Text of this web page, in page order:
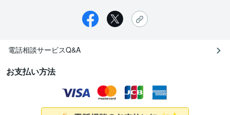
電話相談サービスQ&A
お支払い方法